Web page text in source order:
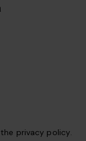
privacy policy.